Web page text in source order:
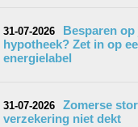
31-07-2026
Besparen op
hypotheek? Zet in op
energielabel
31-07-2026
Zomerse
verzekering niet dekt